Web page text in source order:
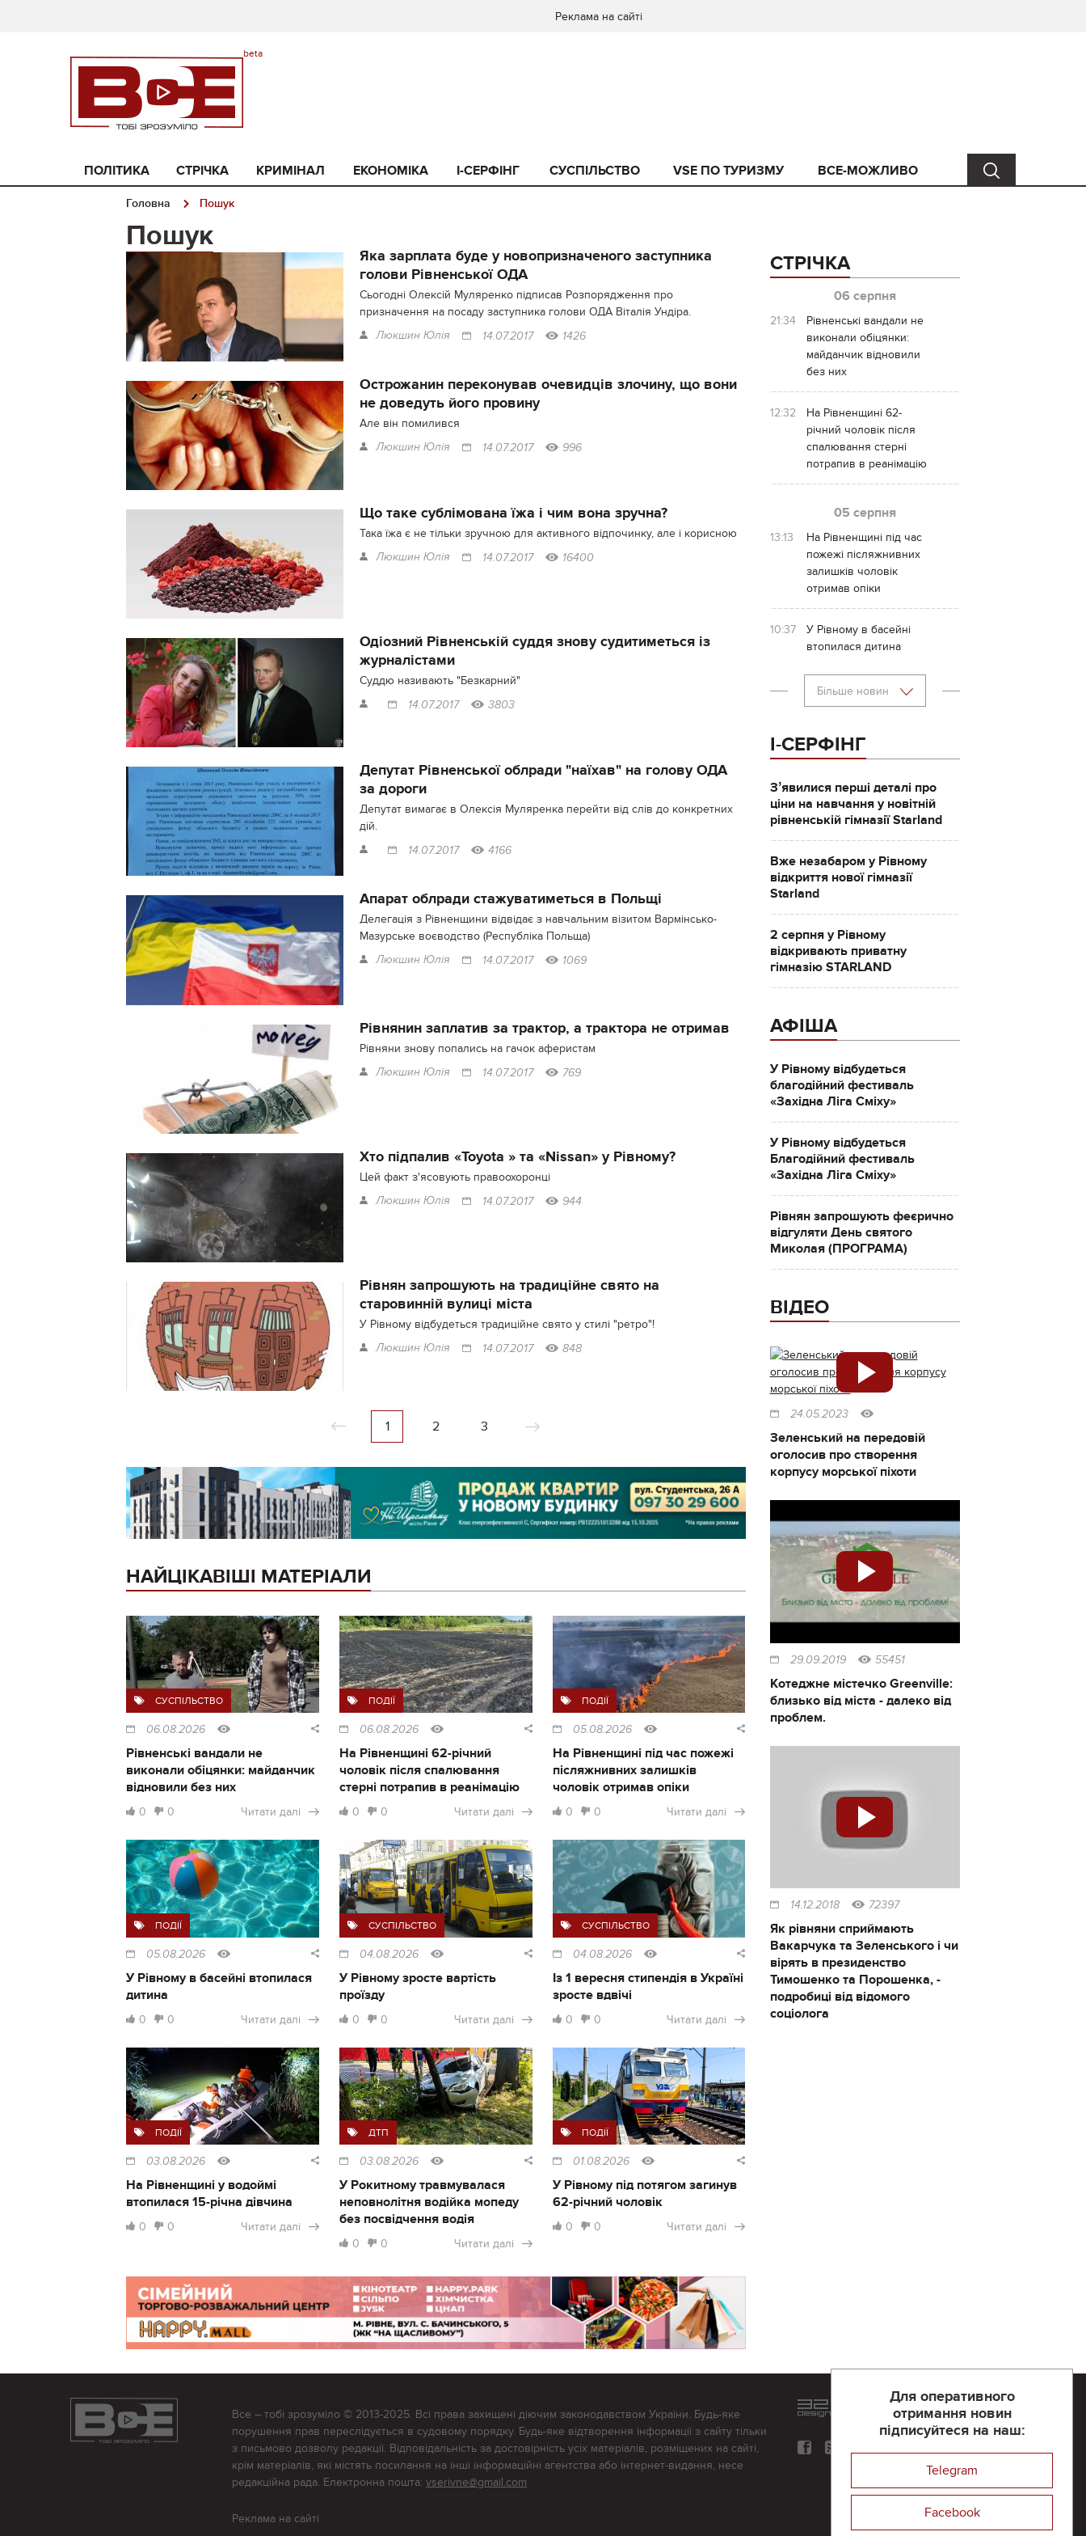
Реклама на сайті
ПОЛІТИКА СТРІЧКА КРИМІНАЛ ЕКОНОМІКА I-СЕРФІНГ СУСПІЛЬСТВО VSE ПО ТУРИЗМУ ВСЕ-МОЖЛИВО
Головна Пошук
Пошук
Яка зарплата буде у новопризначеного заступника
голови Рівненської ОДА
Сьогодні Олексій Муляренко підписав Розпорядження про
призначення на посаду заступника голови ОДА Віталія Ундіра.
Люкшин Юлія 14.07.2017 1426
Острожанин переконував очевидців злочину, що вони
не доведуть його провину
Але він помилився
Люкшин Юлія 14.07.2017 996
Що таке сублімована їжа і чим вона зручна?
Така їжа є не тільки зручною для активного відпочинку, але і корисною
Люкшин Юлія 14.07.2017 16400
Одіозний Рівненській суддя знову судитиметься із
журналістами
Суддю називають "Безкарний"
14.07.2017 3803
Депутат Рівненської облради "наїхав" на голову ОДА
за дороги
Депутат вимагає в Олексія Муляренка перейти від слів до конкретних
дій.
14.07.2017 4166
Апарат облради стажуватиметься в Польщі
Делегація з Рівненщини відвідає з навчальним візитом Вармінсько-
Мазурське воєводство (Республіка Польща)
Люкшин Юлія 14.07.2017 1069
Рівнянин заплатив за трактор, а трактора не отримав
Рівняни знову попались на гачок аферистам
Люкшин Юлія 14.07.2017 769
Хто підпалив «Toyota » та «Nissan» у Рівному?
Цей факт з'ясовують правоохоронці
Люкшин Юлія 14.07.2017 944
Рівнян запрошують на традиційне свято на
старовинній вулиці міста
У Рівному відбудеться традиційне свято у стилі "ретро"!
Люкшин Юлія 14.07.2017 848
1 2 3
НАЙЦІКАВІШІ МАТЕРІАЛИ
СУСПІЛЬСТВО
06.08.2026
Рівненські вандали не
виконали обіцянки: майданчик
відновили без них
0 0 Читати далі
ПОДІЇ
06.08.2026
На Рівненщині 62-річний
чоловік після спалювання
стерні потрапив в реанімацію
0 0 Читати далі
ПОДІЇ
05.08.2026
На Рівненщині під час пожежі
післяжнивних залишків
чоловік отримав опіки
0 0 Читати далі
ПОДІЇ
05.08.2026
У Рівному в басейні втопилася
дитина
0 0 Читати далі
СУСПІЛЬСТВО
04.08.2026
У Рівному зросте вартість
проїзду
0 0 Читати далі
СУСПІЛЬСТВО
04.08.2026
Із 1 вересня стипендія в Україні
зросте вдвічі
0 0 Читати далі
ПОДІЇ
03.08.2026
На Рівненщині у водоймі
втопилася 15-річна дівчина
0 0 Читати далі
ДТП
03.08.2026
У Рокитному травмувалася
неповнолітня водійка мопеду
без посвідчення водія
0 0 Читати далі
ПОДІЇ
01.08.2026
У Рівному під потягом загинув
62-річний чоловік
0 0 Читати далі
СТРІЧКА
06 серпня
21:34
Рівненські вандали не
виконали обіцянки:
майданчик відновили
без них
12:32
На Рівненщині 62-
річний чоловік після
спалювання стерні
потрапив в реанімацію
05 серпня
13:13
На Рівненщині під час
пожежі післяжнивних
залишків чоловік
отримав опіки
10:37
У Рівному в басейні
втопилася дитина
Більше новин
І-СЕРФІНГ
Зʼявилися перші деталі про
ціни на навчання у новітній
рівненській гімназії Starland
Вже незабаром у Рівному
відкриття нової гімназії
Starland
2 серпня у Рівному
відкривають приватну
гімназію STARLAND
АФІША
У Рівному відбудеться
благодійний фестиваль
«Західна Ліга Сміху»
У Рівному відбудеться
Благодійний фестиваль
«Західна Ліга Сміху»
Рівнян запрошують феєрично
відгуляти День святого
Миколая (ПРОГРАМА)
ВІДЕО
24.05.2023
Зеленський на передовій
оголосив про створення
корпусу морської піхоти
29.09.2019 55451
Котеджне містечко Greenville:
близько від міста - далеко від
проблем.
14.12.2018 72397
Як рівняни сприймають
Вакарчука та Зеленського і чи
вірять в президенство
Тимошенко та Порошенка, -
подробиці від відомого
соціолога
Для оперативного
отримання новин
підписуйтеся на наш:
Telegram
Facebook
Все – тобі зрозуміло © 2013-2025. Всі права захищені діючим законодавством України. Будь-яке
порушення прав переслідується в судовому порядку. Будь-яке відтворення інформації з сайту тільки
з письмово дозволу редакції. Відповідальність за достовірність усіх матеріалів, розміщених на сайті,
крім матеріалів, які містять посилання на інші інформаційні агентства або інтернет-видання, несе
редакційна рада. Електронна пошта: vserivne@gmail.com
Реклама на сайті
Розроблений та підтримується
компанії 32х32